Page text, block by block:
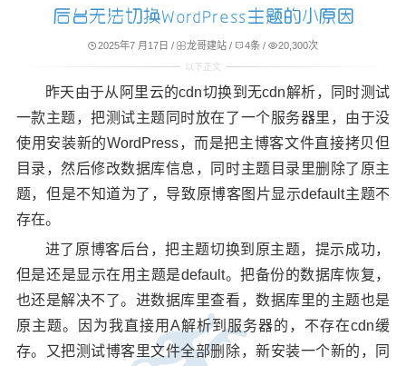
后台无法切换WordPress主题的小原因
2025年7 月17日 / 龙哥建站/ 4条/ 20,300次
昨天由于从阿里云的cdn切换到无cdn解析，同时测试
一款主题，把测试主题同时放在了一个服务器里，由于没
使用安装新的WordPress，而是把主博客文件直接拷贝但
目录，然后修改数据库信息，同时主题目录里删除了原主
题，但是不知道为了，导致原博客图片显示default主题不
存在。
进了原博客后台，把主题切换到原主题，提示成功，
但是还是显示在用主题是default。把备份的数据库恢复，
也还是解决不了。进数据库里查看，数据库里的主题也是
原主题。因为我直接用A解析到服务器的，不存在cdn缓
存。又把测试博客里文件全部删除，新安装一个新的，同